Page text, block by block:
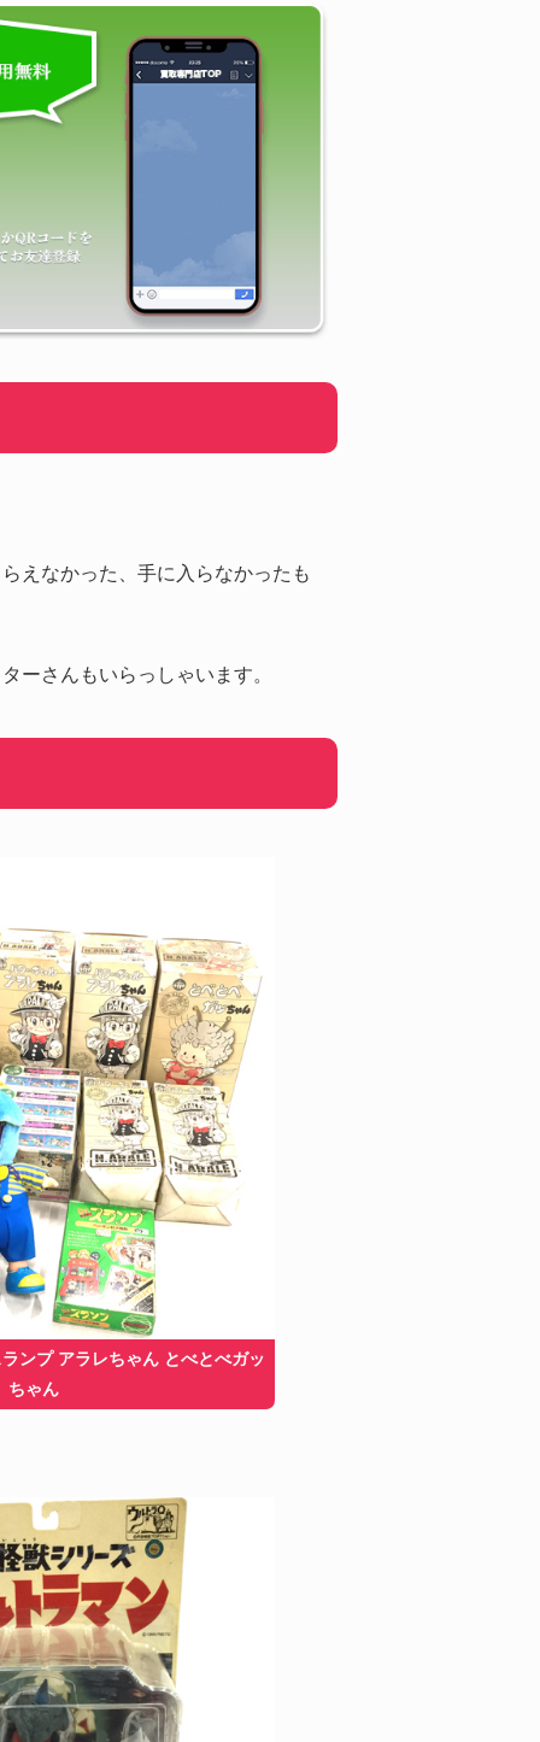
えなかった、手に入らなかったも
ーさんもいらっしゃいます。
ンプ アラレちゃん とべとべガッ
ちゃん